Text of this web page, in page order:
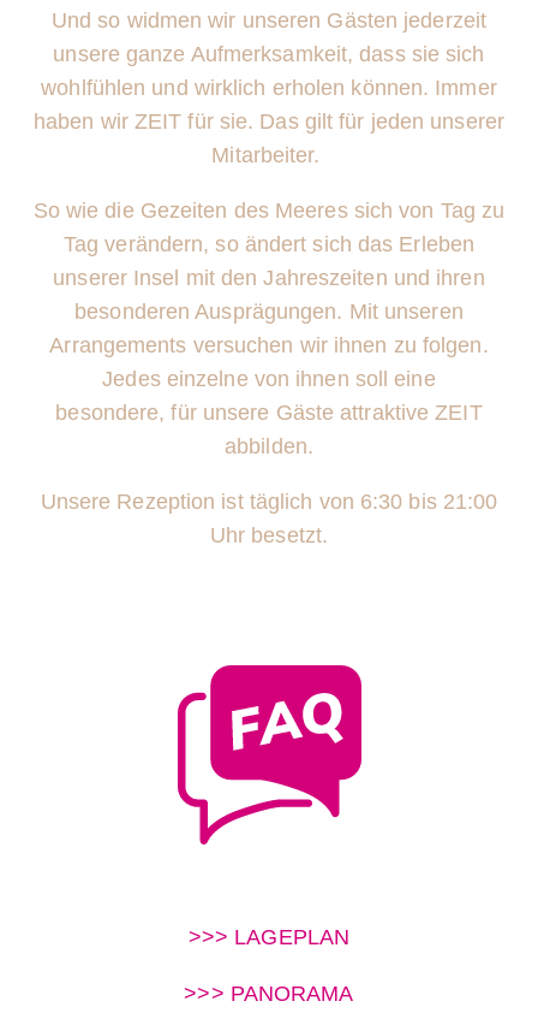
Und so widmen wir unseren Gästen jederzeit
unsere ganze Aufmerksamkeit, dass sie sich
wohlfühlen und wirklich erholen können. Immer
haben wir ZEIT für sie. Das gilt für jeden unserer
Mitarbeiter.
So wie die Gezeiten des Meeres sich von Tag zu
Tag verändern, so ändert sich das Erleben
unserer Insel mit den Jahreszeiten und ihren
besonderen Ausprägungen. Mit unseren
Arrangements versuchen wir ihnen zu folgen.
Jedes einzelne von ihnen soll eine
besondere,für unsere Gäste attraktive ZEIT
abbilden.
Unsere Rezeption ist täglich von 6:30 bis 21:00
Uhr besetzt.
>>> LAGEPLAN
>>> PANORAMA